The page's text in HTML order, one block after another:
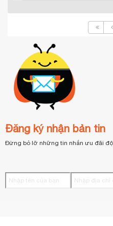
Đăng ký nhận bản tin
Đừng bỏ lỡ những tin nhắn ưu đãi